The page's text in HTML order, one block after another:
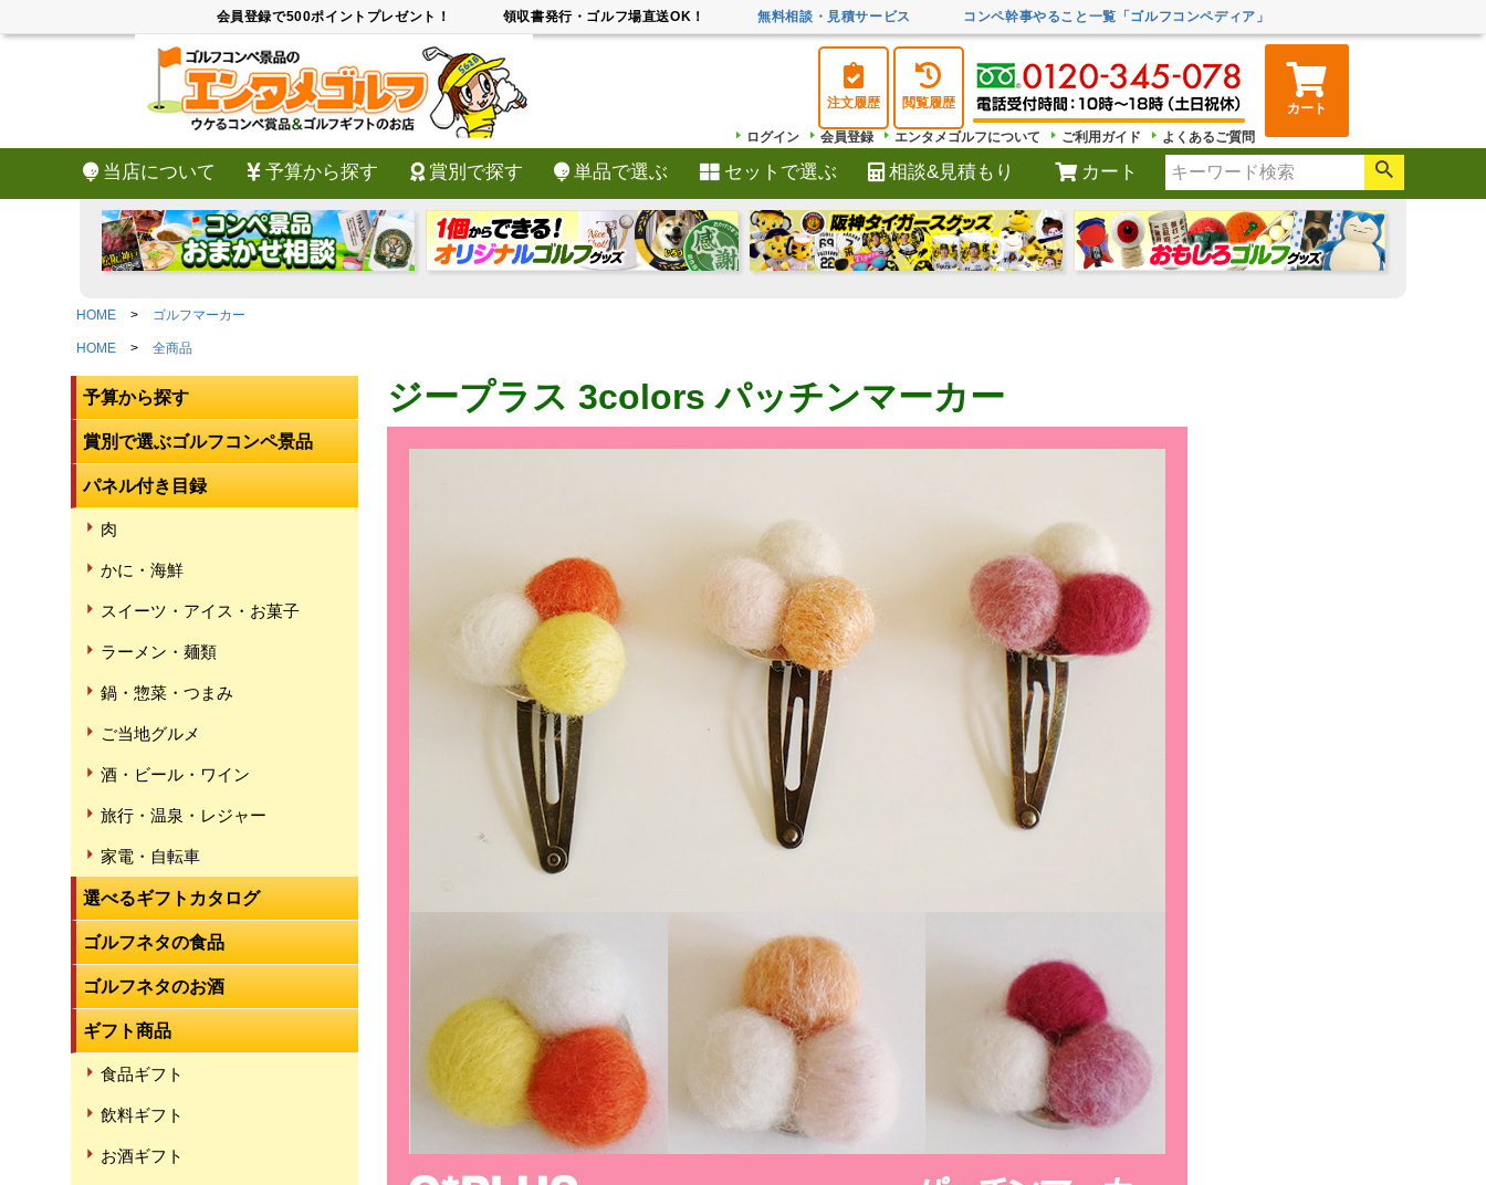
会員登録で500ポイントプレゼント！ 領収書発行・ゴルフ場直送OK！ 無料相談・見積サービス コンペ幹事やること一覧「ゴルフコンペディア」
注文履歴 閲覧履歴
カート
ログイン
会員登録 エンタメゴルフについて ご利用ガイド よくあるご質問
当店について 予算から探す 賞別で探す 単品で選ぶ セットで選ぶ 相談&見積もり カート
検索
HOME ゴルフマーカー
HOME 全商品
予算から探す
賞別で選ぶゴルフコンペ景品
パネル付き目録
肉
かに・海鮮
スイーツ・アイス・お菓子
ラーメン・麺類
鍋・惣菜・つまみ
ご当地グルメ
酒・ビール・ワイン
旅行・温泉・レジャー
家電・自転車
選べるギフトカタログ
ゴルフネタの食品
ゴルフネタのお酒
ギフト商品
食品ギフト
飲料ギフト
お酒ギフト
ジープラス 3colors パッチンマーカー